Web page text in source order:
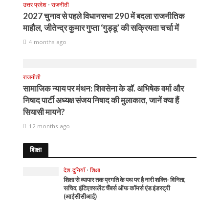
उत्तर प्रदेश • राजनीती
2027 चुनाव से पहले विधानसभा 290 में बदला राजनीतिक
माहौल, जीतेन्द्र कुमार गुप्ता ‘गुड्डू’ की सक्रियता चर्चा में
4 months ago
राजनीती
सामाजिक न्याय पर मंथन: शिवसेना के डॉ. अभिषेक वर्मा और
निषाद पार्टी अध्यक्ष संजय निषाद की मुलाकात, जानें क्या हैं
सियासी मायने?
12 months ago
शिक्षा
देश-दुनियाँ • शिक्षा
शिक्षा से व्यापार तक प्रगति के पथ पर है नारी शक्ति- विनिता,
सचिव, इंटिएक्सलेंट चैंबर्स ऑफ कॉमर्स एंड इंडस्ट्री
(आईसीसीआई)